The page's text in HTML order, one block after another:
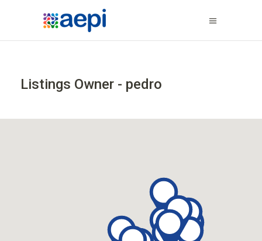
Listings Owner - pedro